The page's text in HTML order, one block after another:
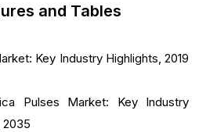
and Tables
Key Industry Highlights, 2019
Pulses Market: Key Industry
2035